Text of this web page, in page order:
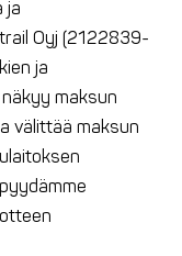
ja
Oyj (2122839-
ja
maksun
välittää maksun